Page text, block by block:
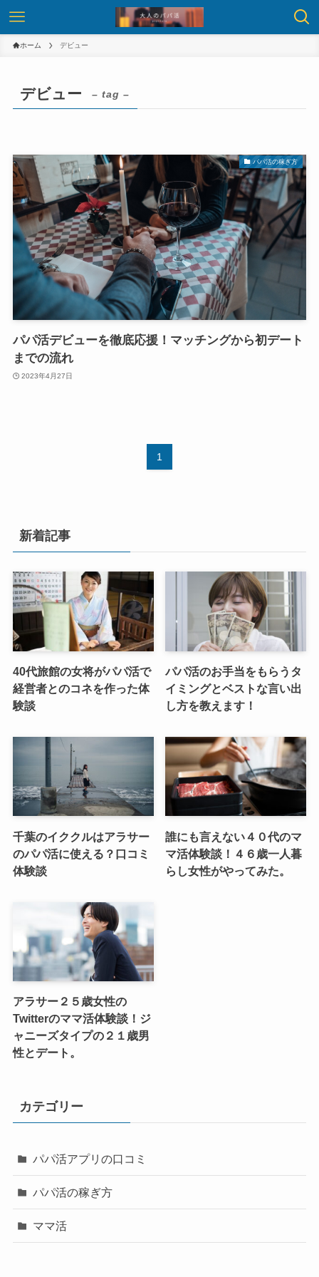
ホーム デビュー
デビュー – tag –
パパ活の稼ぎ方
パパ活デビューを徹底応援！マッチングから初デート
までの流れ
2023年4月27日
1
新着記事
40代旅館の女将がパパ活で
経営者とのコネを作った体
験談
パパ活のお手当をもらうタ
イミングとベストな言い出
し方を教えます！
千葉のイククルはアラサー
のパパ活に使える？口コミ
体験談
誰にも言えない４０代のマ
マ活体験談！４６歳一人暮
らし女性がやってみた。
アラサー２５歳女性の
Twitterのママ活体験談！ジ
ャニーズタイプの２１歳男
性とデート。
カテゴリー
パパ活アプリの口コミ
パパ活の稼ぎ方
ママ活